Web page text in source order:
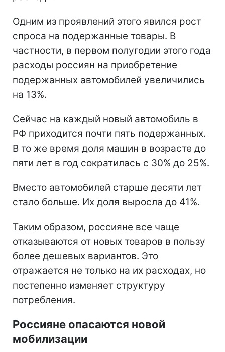
Одним из проявлений этого явился рост
спроса на подержанные товары. В
частности, в первом полугодии этого года
расходы россиян на приобретение
подержанных автомобилей увеличились
на 13%.
Сейчас на каждый новый автомобиль в
РФ приходится почти пять подержанных.
В то же время доля машин в возрасте до
пяти лет в год сократилась с 30% до 25%.
Вместо автомобилей старше десяти лет
стало больше. Их доля выросла до 41%.
Таким образом, россияне все чаще
отказываются от новых товаров в пользу
более дешевых вариантов. Это
отражается не только на их расходах, но
постепенно изменяет структуру
потребления.
Россияне опасаются новой
мобилизации